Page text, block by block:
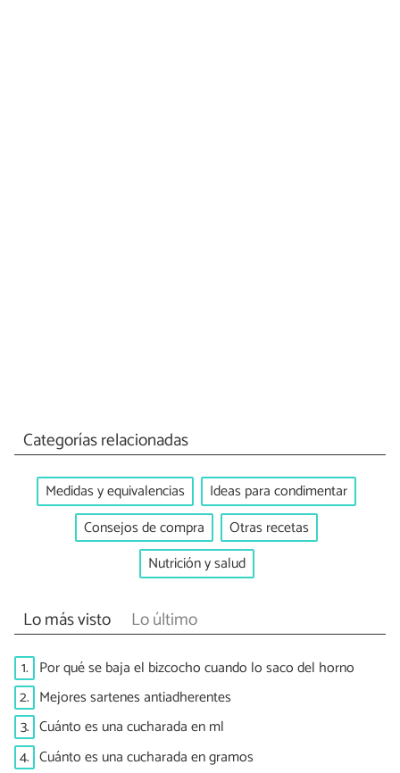
Categorías relacionadas
Medidas y equivalencias
Ideas para condimentar
Consejos de compra
Otras recetas
Nutrición y salud
Lo más visto Lo último
1. Por qué se baja el bizcocho cuando lo saco del horno
2. Mejores sartenes antiadherentes
3. Cuánto es una cucharada en ml
4. Cuánto es una cucharada en gramos